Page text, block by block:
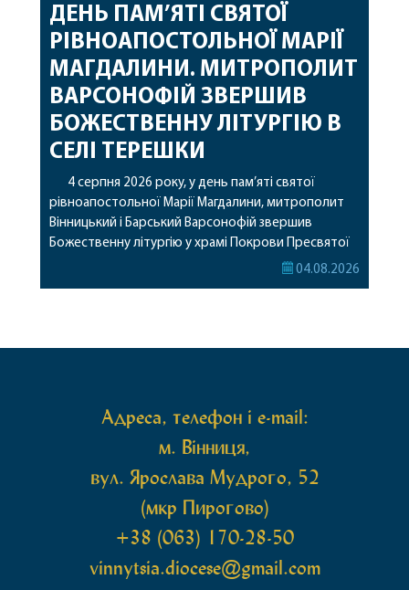
ДЕНЬ ПАМ’ЯТІ СВЯТОЇ
РІВНОАПОСТОЛЬНОЇ МАРІЇ
МАГДАЛИНИ. МИТРОПОЛИТ
ВАРСОНОФІЙ ЗВЕРШИВ
БОЖЕСТВЕННУ ЛІТУРГІЮ В
СЕЛІ ТЕРЕШКИ
4 серпня 2026 року, у день пам’яті святої
рівноапостольної Марії Магдалини, митрополит
Вінницький і Барський Варсонофій звершив
Божественну літургію у храмі Покрови Пресвятої
Богородиці села Терешки Барського благочиння.
04.08.2026
Адреса, телефон і e-mail:
м. Вінниця,
вул. Ярослава Мудрого, 52
(мкр Пирогово)
+38 (063) 170-28-50
vinnytsia.diocese@gmail.com